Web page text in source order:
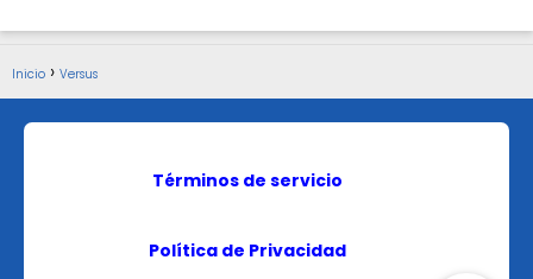
Inicio Versus
Términos de servicio
Política de Privacidad